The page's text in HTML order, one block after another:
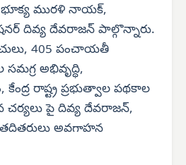
భూక్య మురళి నాయక్,
దివ్య దేవరాజన్ పాల్గొన్నారు.
405 పంచాయతీ
సమగ్ర అభివృద్ధి,
రాష్ట్ర ప్రభుత్వాల పథకాల
పై దివ్య దేవరాజన్,
తదితరులు అవగాహన